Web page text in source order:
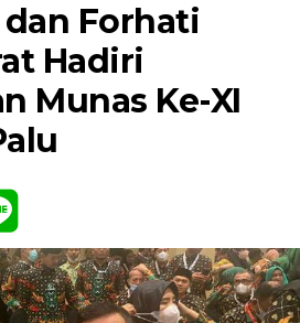
Forhati
Hadiri
Munas Ke-XI